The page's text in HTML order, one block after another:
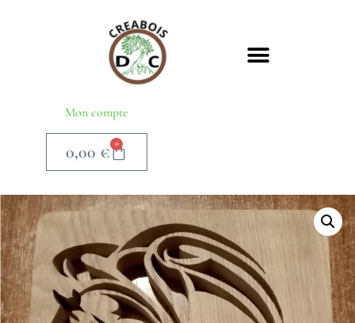
Mon compte
0,00 € 0